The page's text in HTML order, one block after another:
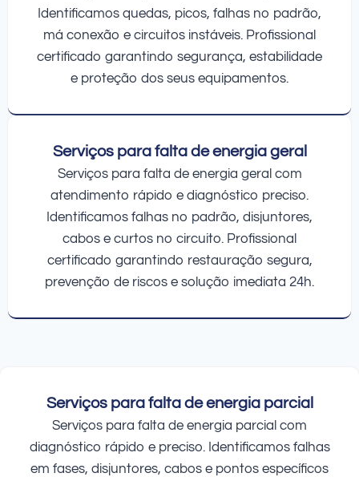
Identificamos quedas, picos, falhas no padrão,
má conexão e circuitos instáveis. Profissional
certificado garantindo segurança, estabilidade
e proteção dos seus equipamentos.
Serviços para falta de energia geral
Serviços para falta de energia geral com
atendimento rápido e diagnóstico preciso.
Identificamos falhas no padrão, disjuntores,
cabos e curtos no circuito. Profissional
certificado garantindo restauração segura,
prevenção de riscos e solução imediata 24h.
Serviços para falta de energia parcial
Serviços para falta de energia parcial com
diagnóstico rápido e preciso. Identificamos falhas
em fases, disjuntores, cabos e pontos específicos